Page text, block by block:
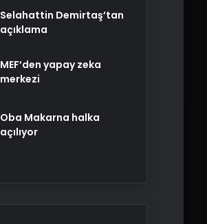
Selahattin Demirtaş’tan
açıklama
MEF’den yapay zeka
merkezi
Oba Makarna halka
açılıyor